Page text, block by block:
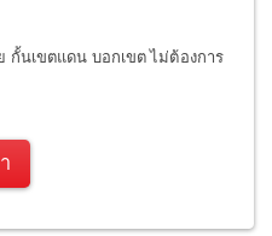
กั้นเขตแดน บอกเขต ไม่ต้องการ